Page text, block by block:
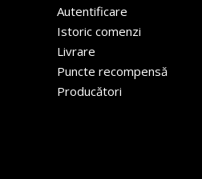
Autentificare
Istoric comenzi
Livrare
Puncte recompensă
Producători